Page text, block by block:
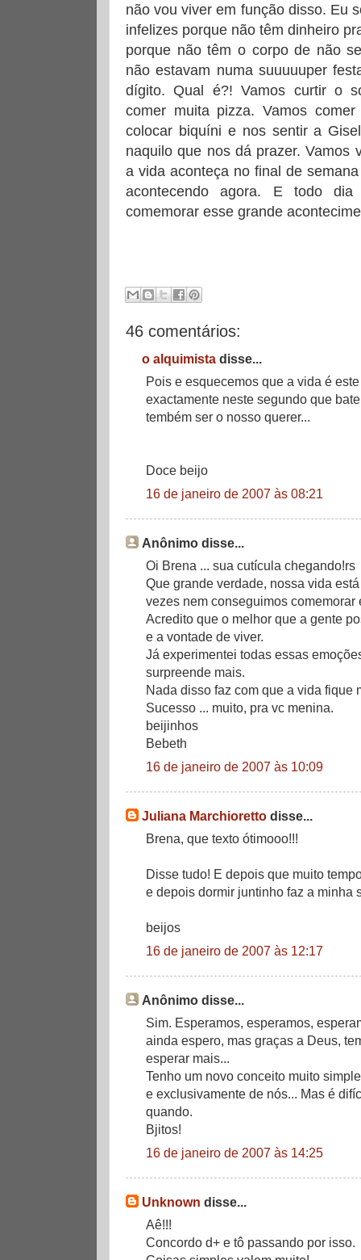
não vou viver em função disso. Eu
infelizes porque não têm dinheiro
porque não têm o corpo de não
não estavam numa suuuuuper
dígito. Qual é?! Vamos curtir o
comer muita pizza. Vamos
colocar biquíni e nos sentir a
naquilo que nos dá prazer. Vamos
a vida aconteça no final de
acontecendo agora. E todo
comemorar esse grande
46 comentários:
o alquimista disse...
Pois e esquecemos que a vida é
exactamente neste segundo que
tembém ser o nosso querer...
Doce beijo
16 de janeiro de 2007 às 08:21
Anônimo disse...
Oi Brena ... sua cutícula chegando!rs
Que grande verdade, nossa vida
vezes nem conseguimos
Acredito que o melhor que a gente
e a vontade de viver.
Já experimentei todas essas
surpreende mais.
Nada disso faz com que a vida fique
Sucesso ... muito, pra vc menina.
beijinhos
Bebeth
16 de janeiro de 2007 às 10:09
Juliana Marchioretto disse...
Brena, que texto ótimooo!!!
Disse tudo! E depois que muito
e depois dormir juntinho faz a minha
beijos
16 de janeiro de 2007 às 12:17
Anônimo disse...
Sim. Esperamos, esperamos,
ainda espero, mas graças a Deus,
esperar mais...
Tenho um novo conceito muito
e exclusivamente de nós... Mas é
quando.
Bjitos!
16 de janeiro de 2007 às 14:25
Unknown disse...
Aê!!!
Concordo d+ e tô passando por isso.